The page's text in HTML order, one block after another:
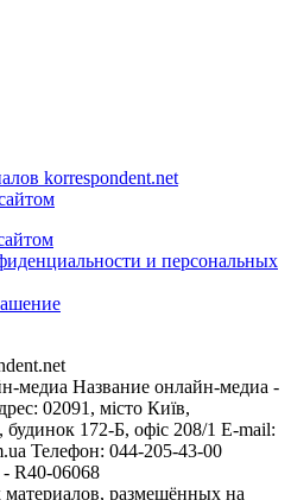
korrespondent.net
и персональных
медиа Название онлайн-медиа -
02091, місто Київ,
172-Б, офіс 208/1 E-mail:
Телефон: 044-205-43-00
R40-06068
размещённых на